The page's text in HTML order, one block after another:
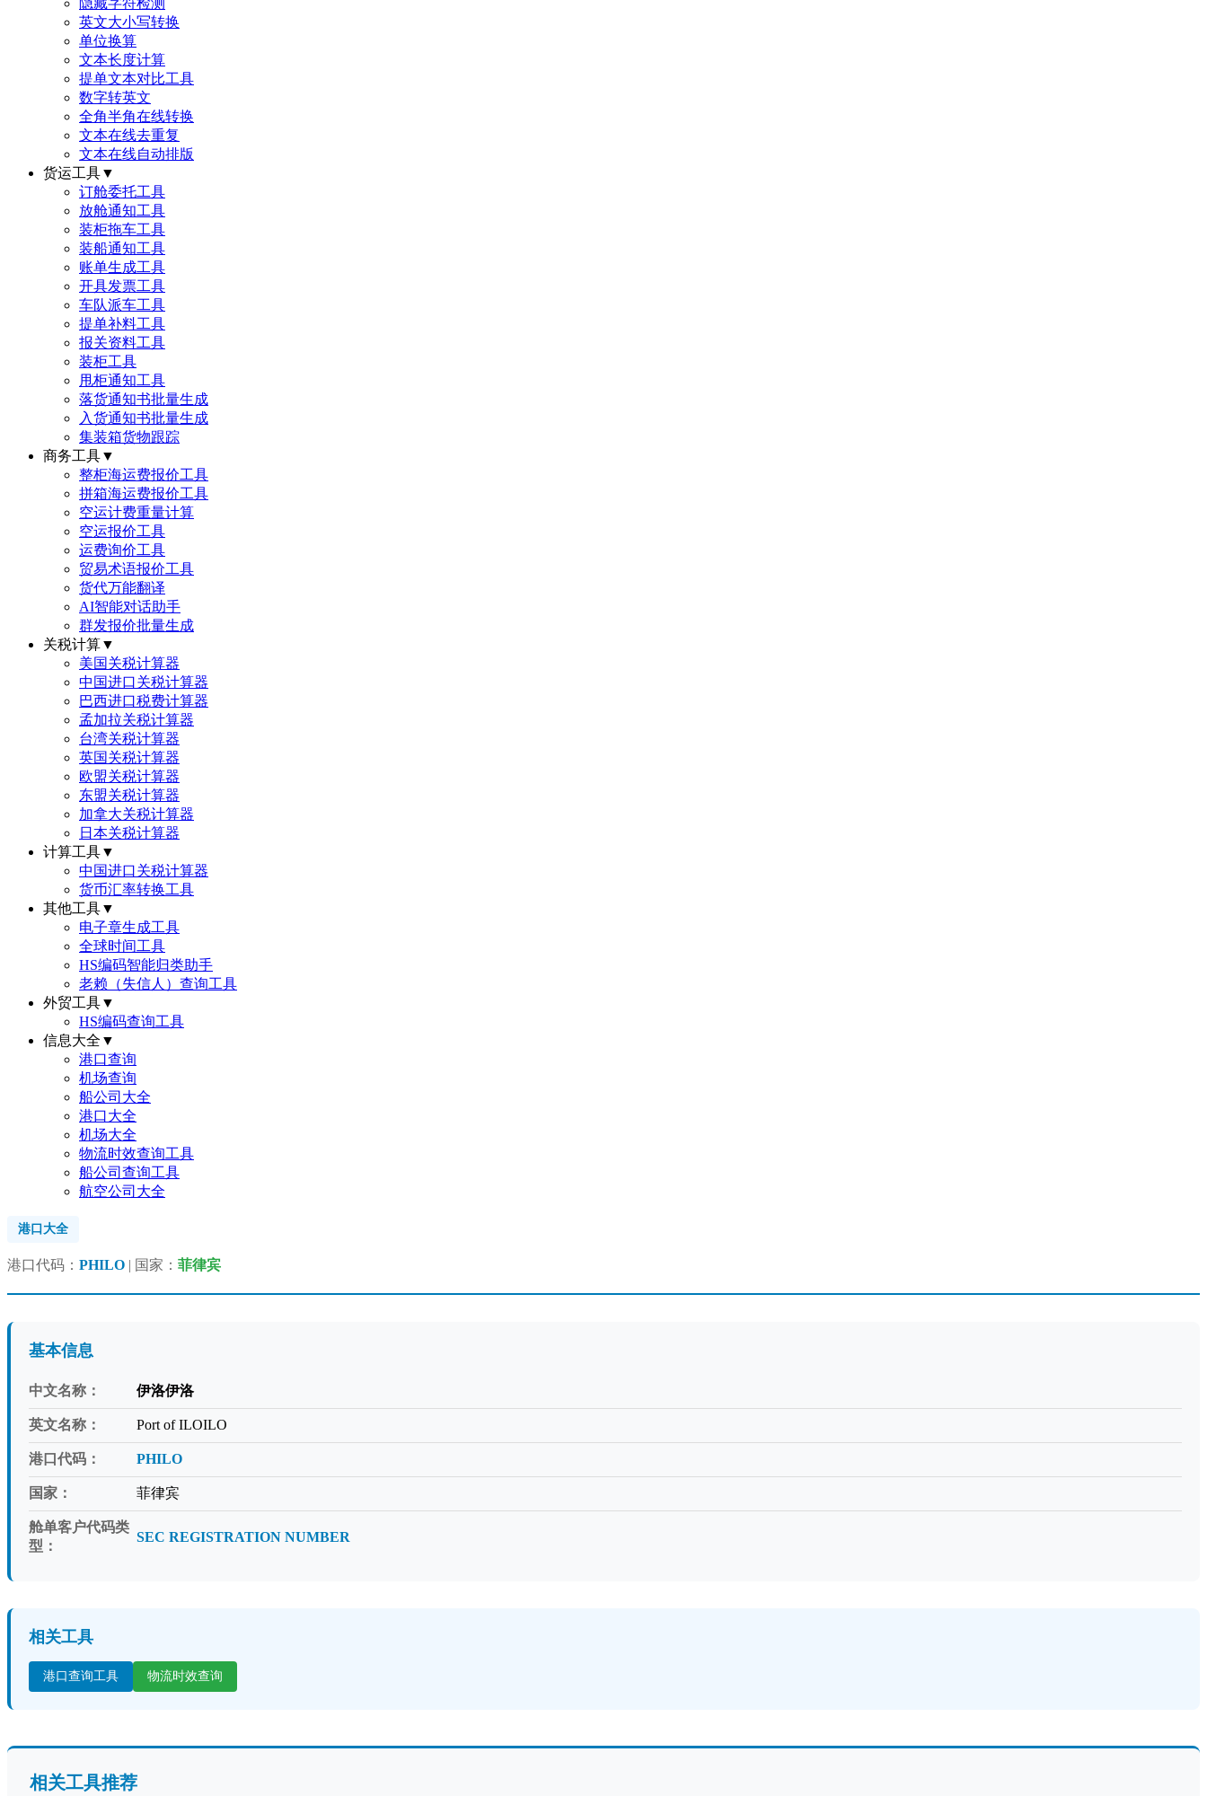
隐藏字符检测
英文大小写转换
单位换算
文本长度计算
提单文本对比工具
数字转英文
全角半角在线转换
文本在线去重复
文本在线自动排版
货运工具▼
订舱委托工具
放舱通知工具
装柜拖车工具
装船通知工具
账单生成工具
开具发票工具
车队派车工具
提单补料工具
报关资料工具
装柜工具
甩柜通知工具
落货通知书批量生成
入货通知书批量生成
集装箱货物跟踪
商务工具▼
整柜海运费报价工具
拼箱海运费报价工具
空运计费重量计算
空运报价工具
运费询价工具
贸易术语报价工具
货代万能翻译
AI智能对话助手
群发报价批量生成
关税计算▼
美国关税计算器
中国进口关税计算器
巴西进口税费计算器
孟加拉关税计算器
台湾关税计算器
英国关税计算器
欧盟关税计算器
东盟关税计算器
加拿大关税计算器
日本关税计算器
计算工具▼
中国进口关税计算器
货币汇率转换工具
其他工具▼
电子章生成工具
全球时间工具
HS编码智能归类助手
老赖（失信人）查询工具
外贸工具▼
HS编码查询工具
信息大全 ▼
港口查询
机场查询
船公司大全
港口大全
机场大全
物流时效查询工具
船公司查询工具
航空公司大全
港口大全
港口代码： PHILO | 国家： 菲律宾
基本信息
中文名称： 伊洛伊洛
英文名称： Port of ILOILO
港口代码： PHILO
国家： 菲律宾
舱单客户代码类
型：
SEC REGISTRATION NUMBER
相关工具
港口查询工具 物流时效查询
相关工具推荐